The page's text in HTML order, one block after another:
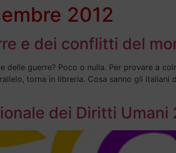
2012
e dei conflitti del
delle guerre? Poco o nulla. Per provare a
torna in libreria. Cosa sanno gli
dei Diritti Umani